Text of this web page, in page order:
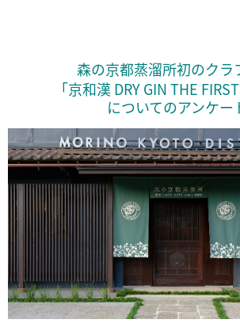
森の京都蒸溜所初のクラ
「京和漢 DRY GIN THE
についてのアンケー